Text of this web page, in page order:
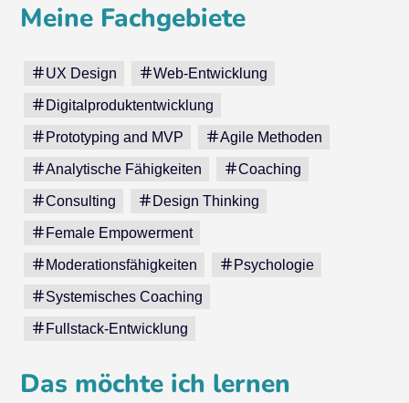
Meine Fachgebiete
UX Design Web-Entwicklung
Digitalproduktentwicklung
Prototyping and MVP Agile Methoden
Analytische Fähigkeiten Coaching
Consulting Design Thinking
Female Empowerment
Moderationsfähigkeiten Psychologie
Systemisches Coaching
Fullstack-Entwicklung
Das möchte ich lernen